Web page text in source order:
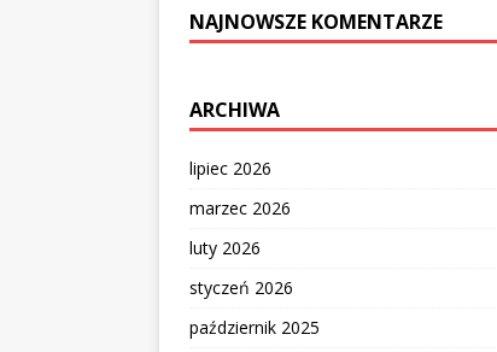
NAJNOWSZE KOMENTARZE
ARCHIWA
lipiec 2026
marzec 2026
luty 2026
styczeń 2026
październik 2025